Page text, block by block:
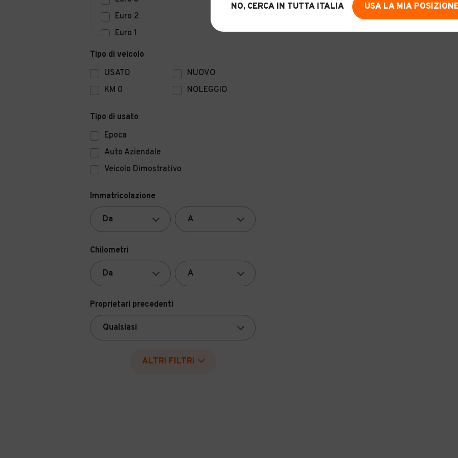
Euro 2
Euro 1
Euro 0
Tipo di veicolo
USATO
NUOVO
KM 0
NOLEGGIO
Tipo di usato
Epoca
Auto Aziendale
Veicolo Dimostrativo
Immatricolazione
Chilometri
Proprietari precedenti
ALTRI FILTRI
NO, CERCA IN TUTTA ITALIA USA LA MIA